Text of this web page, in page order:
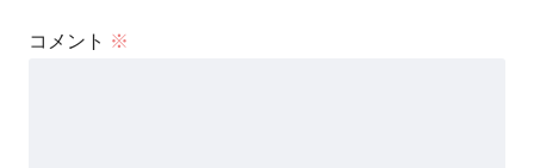
コメント ※